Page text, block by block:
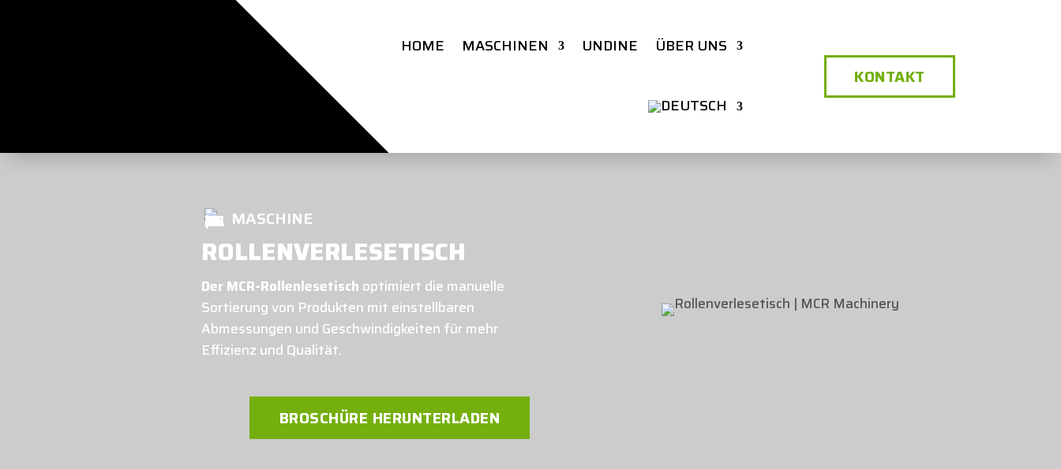
HOME MASCHINEN UNDINE ÜBER UNS
KONTAKT
MASCHINE
ROLLENVERLESETISCH
Der MCR-Rollenlesetisch optimiert die manuelle
Sortierung von Produkten mit einstellbaren
Abmessungen und Geschwindigkeiten für mehr
Effizienz und Qualität.
BROSCHÜRE HERUNTERLADEN